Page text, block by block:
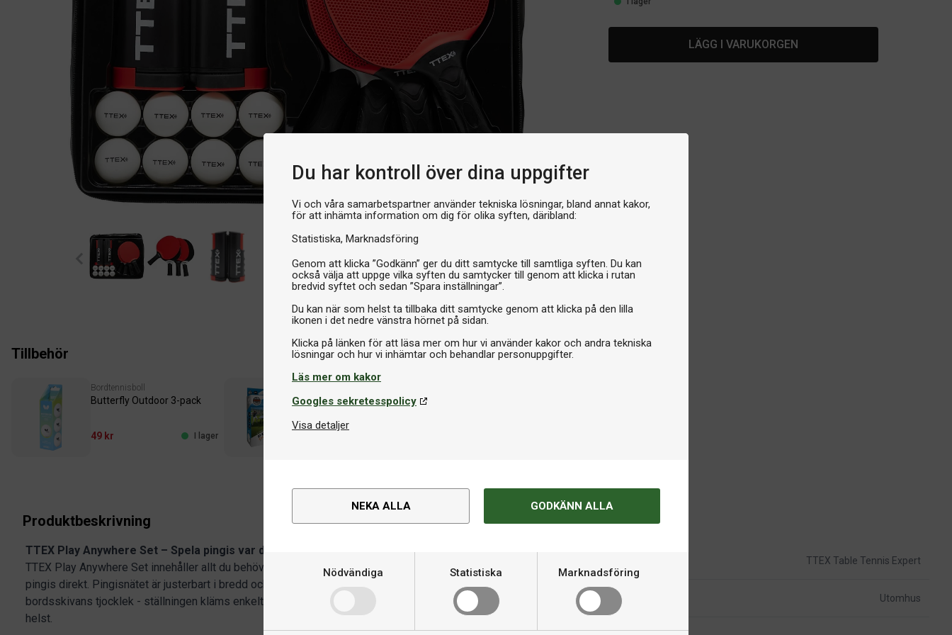
Du har kontroll över dina uppgifter
Vi och våra samarbetspartner använder tekniska lösningar, bland annat kakor,
för att inhämta information om dig för olika syften, däribland:
Statistiska Marknadsföring
Genom att klicka ”Godkänn” ger du ditt samtycke till samtliga syften. Du kan
också välja att uppge vilka syften du samtycker till genom att klicka i rutan
bredvid syftet och sedan ”Spara inställningar”.
Du kan när som helst ta tillbaka ditt samtycke genom att klicka på den lilla
ikonen i det nedre vänstra hörnet på sidan.
Klicka på länken för att läsa mer om hur vi använder kakor och andra tekniska
Läs mer om kakor
Googles sekretesspolicy
Visa detaljer
NEKA ALLA GODKÄNN ALLA
Nödvändiga Statistiska Marknadsföring
LÄGG I VARUKORGEN
Tillbehör
Bordtennisboll
Butterfly Outdoor 3-pack
49 kr I lager
Cornilleau P-Ball Outdoor Ultradurable 6-pack
Produktbeskrivning
TTEX Play Anywhere Set – Spela pingis var du vill!
TTEX Play Anywhere Set innehåller allt du behöver för att kunna sätta igång och spela
pingis direkt. Pingisnätet är justerbart i bredd och har en clipfunktion som anpassas efter
bordsskivans tjocklek - ställningen kläms enkelt fast för att kunna passa vilket bord som
helst.
Om produkten
TTEX Table Tennis Expert
Kategori Utomhus